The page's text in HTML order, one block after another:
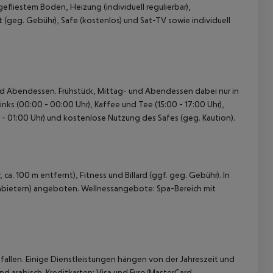
Boden, Heizung (individuell regulierbar),
Gebühr), Safe (kostenlos) und Sat-TV sowie individuell
Abendessen. Frühstück, Mittag- und Abendessen dabei nur in
(00:00 - 00:00 Uhr), Kaffee und Tee (15:00 - 17:00 Uhr),
Uhr) und kostenlose Nutzung des Safes (geg. Kaution).
100 m entfernt), Fitness und Billard (ggf. geg. Gebühr). In
angeboten. Wellnessangebote: Spa-Bereich mit
Einige Dienstleistungen hängen von der Jahreszeit und